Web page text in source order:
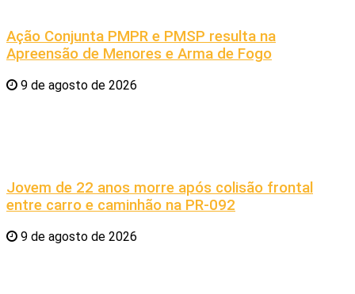
Ação Conjunta PMPR e PMSP resulta na
Apreensão de Menores e Arma de Fogo
9 de agosto de 2026
Jovem de 22 anos morre após colisão frontal
entre carro e caminhão na PR-092
9 de agosto de 2026